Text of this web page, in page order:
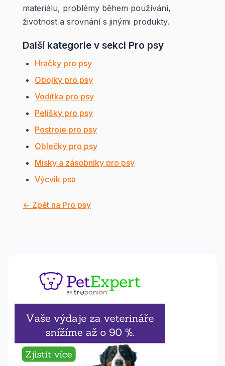
materiálu, problémy během používání,
životnost a srovnání s jinými produkty.
Další kategorie v sekci Pro psy
Hračky pro psy
Obojky pro psy
Vodítka pro psy
Pelíšky pro psy
Postroje pro psy
Oblečky pro psy
Misky a zásobníky pro psy
Výcvik psa
← Zpět na Pro psy